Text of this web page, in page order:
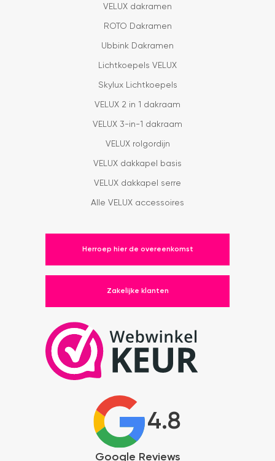
VELUX dakramen
ROTO Dakramen
Ubbink Dakramen
Lichtkoepels VELUX
Skylux Lichtkoepels
VELUX 2 in 1 dakraam
VELUX 3-in-1 dakraam
VELUX rolgordijn
VELUX dakkapel basis
VELUX dakkapel serre
Alle VELUX accessoires
Herroep hier de overeenkomst
Zakelijke klanten
4.8
Google Reviews